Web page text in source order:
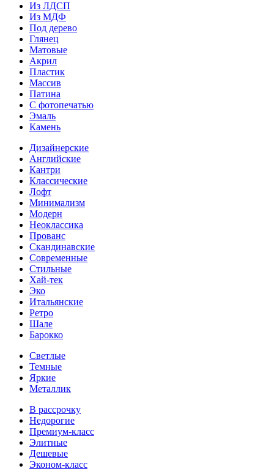
Из ЛДСП
Из МДФ
Под дерево
Глянец
Матовые
Акрил
Пластик
Массив
Патина
С фотопечатью
Эмаль
Камень
Дизайнерские
Английские
Кантри
Классические
Лофт
Минимализм
Модерн
Неоклассика
Прованс
Скандинавские
Современные
Стильные
Хай-тек
Эко
Итальянские
Ретро
Шале
Барокко
Светлые
Темные
Яркие
Металлик
В рассрочку
Недорогие
Премиум-класс
Элитные
Дешевые
Эконом-класс